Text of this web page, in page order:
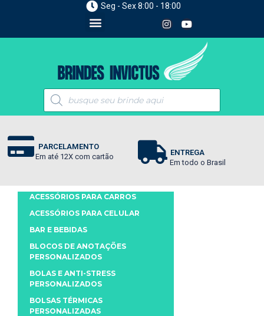
Seg - Sex 8:00 - 18:00
PARCELAMENTO
Em até 12X com cartão
ENTREGA
Em todo o Brasil
ACESSÓRIOS PARA CARROS
ACESSÓRIOS PARA CELULAR
BAR E BEBIDAS
BLOCOS DE ANOTAÇÕES
PERSONALIZADOS
BOLAS E ANTI-STRESS
PERSONALIZADOS
BOLSAS TÉRMICAS
PERSONALIZADAS